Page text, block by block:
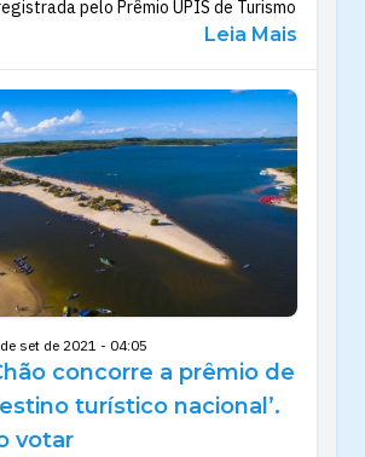
pelo Prêmio UPIS de Turismo
Leia Mais
set de 2021 - 04:05
concorre a prêmio de
turístico nacional’.
votar